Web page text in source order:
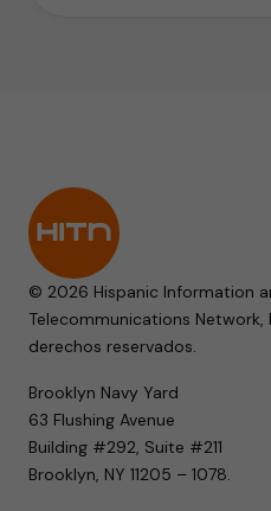
© 2026 Hispanic Information
Telecommunications Network,
derechos reservados.
Brooklyn Navy Yard
63 Flushing Avenue
Building #292, Suite #211
Brooklyn, NY 11205 – 1078.